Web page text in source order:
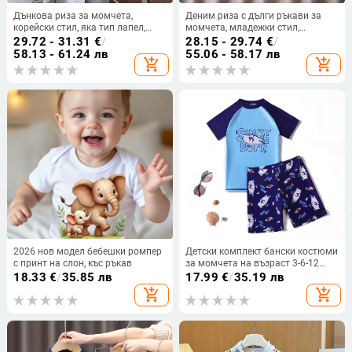
Дънкова риза за момчета,
корейски стил, яка тип лапел,
дълги ръкави, едноцветна
29.72 - 31.31 €/
58.13 - 61.24 лв
add_shopping_cart
Деним риза с дълги ръкави за
момчета, младежки стил,
лацетна яка, есен 2025
28.15 - 29.74 €/
55.06 - 58.17 лв
add_shopping_cart
2026 нов модел бебешки ромпер
с принт на слон, къс ръкав
18.33 €/35.85 лв
add_shopping_cart
Детски комплект бански костюми
за момчета на възраст 3-6-12
години, в анимационен стил,
летни бански костюми за малки
деца
17.99 €/35.19 лв
add_shopping_cart